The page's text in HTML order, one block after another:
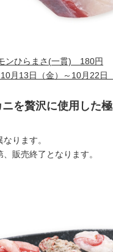
ンひらまさ (一貫) 180円
10月13日（金）～10月22日
ニを贅沢に使用した
ります。
販売終了となります。